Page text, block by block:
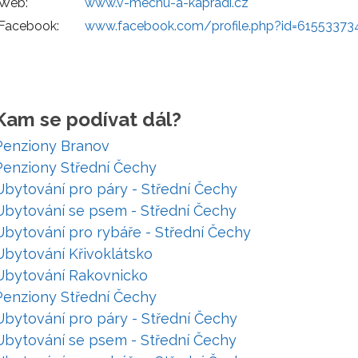
www.facebook.com/
se podívat dál?
Branov
Střední Čechy
pro páry - Střední Čechy
se psem - Střední Čechy
pro rybáře - Střední Čechy
Křivoklátsko
Rakovnicko
Střední Čechy
pro páry - Střední Čechy
se psem - Střední Čechy